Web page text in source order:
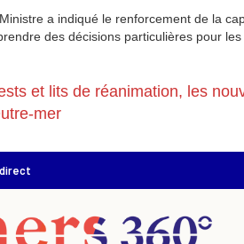
a indiqué le renforcement de la
des décisions particulières pour
et lits de réanimation, les
mer